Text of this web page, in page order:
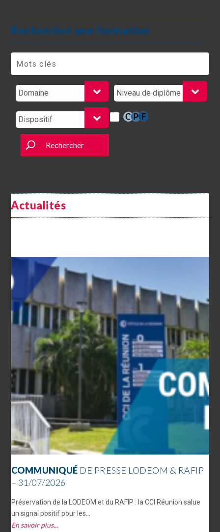
Rechercher une formation
Rechercher
Actualités
COMMUNIQUÉ DE PRESSE LODEOM & RAFIP
– 31/07/2026
Préservation de la LODEOM et du RAFIP : la CCI Réunion salue
un signal positif pour les...
En savoir plus